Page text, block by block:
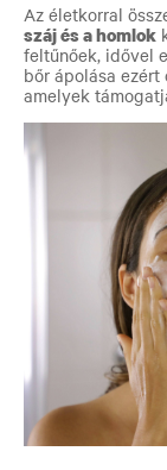
Az életkorral
száj és a homlok
feltűnőek, idővel
bőr ápolása ezért
amelyek